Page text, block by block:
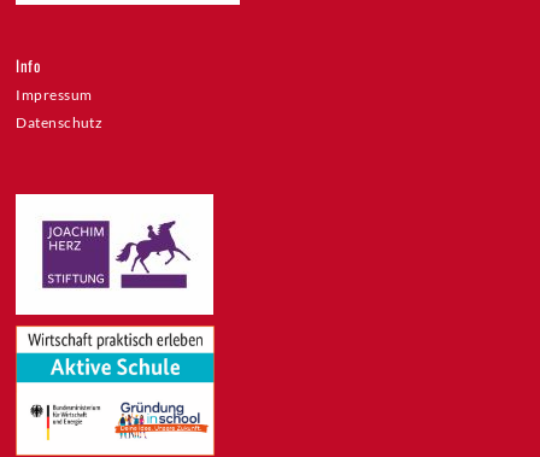
Info
Impressum
Datenschutz